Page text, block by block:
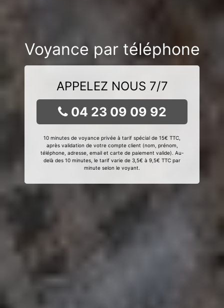
Voyance par téléphone
APPELEZ NOUS 7/7
04 23 09 09 92
10 minutes de voyance privée à tarif spécial de 15€ TTC,
après validation de votre compte client (nom, prénom,
téléphone, adresse, email et carte de paiement valide). Au-
delà des 10 minutes, le tarif varie de 3,5€ à 9,5€ TTC par
minute selon le voyant.